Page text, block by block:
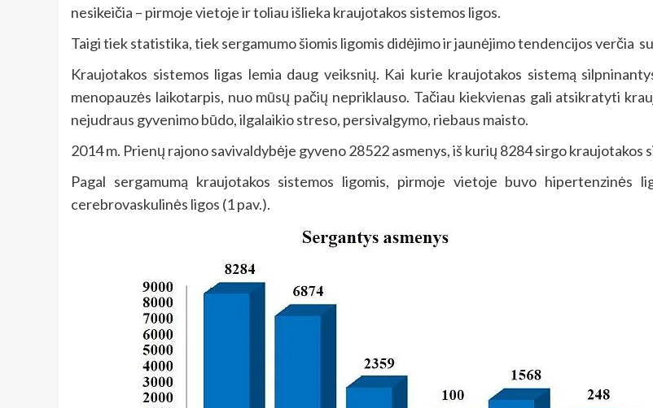
nesikeičia – pirmoje vietoje ir toliau išlieka kraujotakos sistemos ligos.
Taigi tiek statistika, tiek sergamumo šiomis ligomis didėjimo ir jaunėjimo tendencijos verčia
Kraujotakos sistemos ligas lemia daug veiksnių. Kai kurie kraujotakos sistemą
menopauzės laikotarpis, nuo mūsų pačių nepriklauso. Tačiau kiekvienas gali atsikratyti
nejudraus gyvenimo būdo, ilgalaikio streso, persivalgymo, riebaus maisto.
2014 m. Prienų rajono savivaldybėje gyveno 28522 asmenys, iš kurių 8284 sirgo kraujotakos
Pagal sergamumą kraujotakos sistemos ligomis, pirmoje vietoje buvo
cerebrovaskulinės ligos (1 pav.).